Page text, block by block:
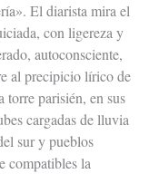
El diarista mira el
con ligereza y
autoconsciente,
al precipicio lírico de
torre parisién, en sus
cargadas de lluvia
sur y pueblos
compatibles la